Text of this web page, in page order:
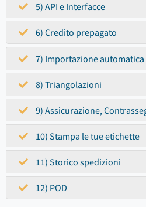
5) API e Interfacce
6) Credito prepagato
7) Importazione automatica
8) Triangolazioni
9) Assicurazione,
10) Stampa le tue etichette
11) Storico spedizioni
12) POD